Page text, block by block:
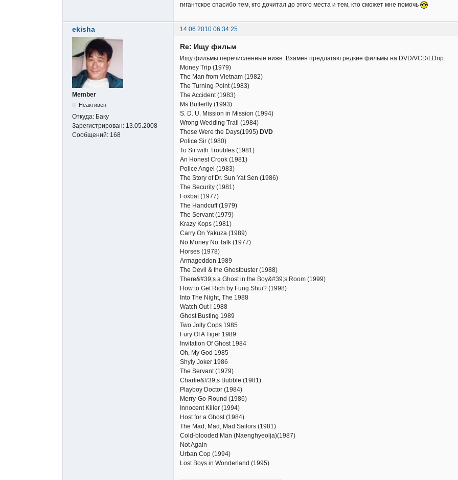
гигантское спасибо тем, кто дочитал до этого места и тем, кто сможет мне помочь
ekisha 14.06.2010 06:34:25
Member
Неактивен
Откуда: Баку
Зарегистрирован: 13.05.2008
Сообщений: 168
Re: Ищу фильм
Ищу фильмы перечисленные ниже. Взамен предлагаю редкие фильмы на DVD/VCD/LDrip.
Money Trip (1979)
The Man from Vietnam (1982)
The Turning Point (1983)
The Accident (1983)
Ms Butterfly (1993)
S. D. U. Mission in Mission (1994)
Wrong Wedding Trail (1984)
Those Were the Days(1995) DVD
Police Sir (1980)
To Sir with Troubles (1981)
An Honest Crook (1981)
Police Angel (1983)
The Story of Dr. Sun Yat Sen (1986)
The Security (1981)
Foxbat (1977)
The Handcuff (1979)
The Servant (1979)
Krazy Kops (1981)
Carry On Yakuza (1989)
No Money No Talk (1977)
Horses (1978)
Armageddon 1989
The Devil & the Ghostbuster (1988)
There&#39;s a Ghost in the Boy&#39;s Room (1999)
How to Get Rich by Fung Shui? (1998)
Into The Night, The 1988
Watch Out ! 1988
Ghost Busting 1989
Two Jolly Cops 1985
Fury Of A Tiger 1989
Invitation Of Ghost 1984
Oh, My God 1985
Shyly Joker 1986
The Servant (1979)
Charlie&#39;s Bubble (1981)
Playboy Doctor (1984)
Merry-Go-Round (1986)
Innocent Killer (1994)
Host for a Ghost (1984)
The Mad, Mad, Mad Sailors (1981)
Cold-blooded Man (Naenghyeolja)(1987)
Not Again
Urban Cop (1994)
Lost Boys in Wonderland (1995)